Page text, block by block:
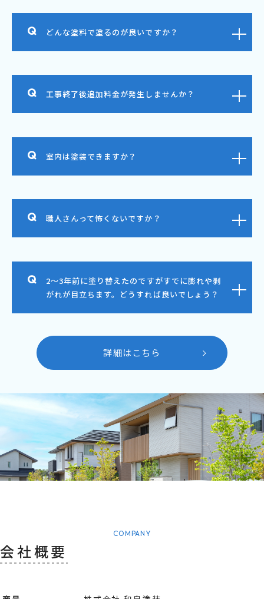
どんな塗料で塗るのが良いですか？
工事終了後追加料金が発生しませんか？
室内は塗装できますか？
職人さんって怖くないですか？
2～3年前に塗り替えたのですがすでに膨れや剥
がれが目立ちます。どうすれば良いでしょう？
詳細はこちら
COMPANY
会社概要